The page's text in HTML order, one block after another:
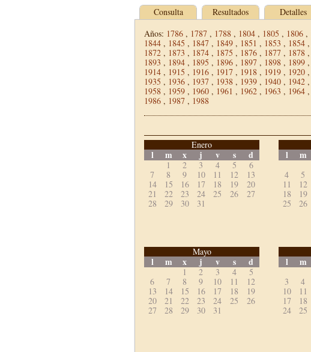
Consulta Resultados Detalles
Años: 1786 , 1787 , 1788 , 1804 , 1805 , 1806 ,
1844 , 1845 , 1847 , 1849 , 1851 , 1853 , 1854 ,
1872 , 1873 , 1874 , 1875 , 1876 , 1877 , 1878 ,
1893 , 1894 , 1895 , 1896 , 1897 , 1898 , 1899 ,
1914 , 1915 , 1916 , 1917 , 1918 , 1919 , 1920 ,
1935 , 1936 , 1937 , 1938 , 1939 , 1940 , 1942 ,
1958 , 1959 , 1960 , 1961 , 1962 , 1963 , 1964 ,
1986 , 1987 , 1988
Enero
l m x j v s d
1 2 3 4 5
6
7
8 9 10 11 12
13
14
15 16 17 18 19
20
21
22 23 24 25 26
27
28
29 30 31
l m
4
5
11
12
18
19
25
26
Mayo
l m x j v s d
1 2 3 4
5
6
7 8 9 10 11
12
13
14 15 16 17 18
19
20
21 22 23 24 25
26
27
28 29 30 31
l m
3
4
10
11
17
18
24
25